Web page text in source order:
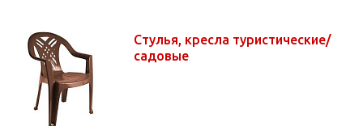
Стулья, кресла туристические/
садовые